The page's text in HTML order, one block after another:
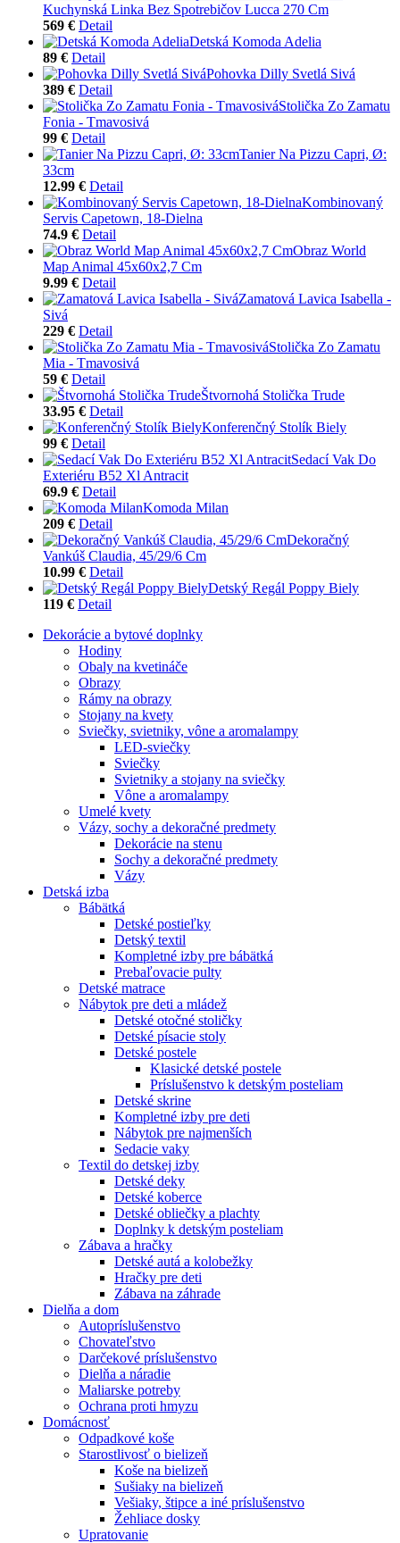
Kuchynská Linka Bez Spotrebičov Lucca 270 Cm
569 € Detail
Detská Komoda Adelia
89 € Detail
Pohovka Dilly Svetlá Sivá
389 € Detail
Stolička Zo Zamatu
Fonia - Tmavosivá
99 € Detail
Tanier Na Pizzu Capri, Ø:
33cm
12.99 € Detail
Kombinovaný
Servis Capetown, 18-Dielna
74.9 € Detail
Obraz World
Map Animal 45x60x2,7 Cm
9.99 € Detail
Zamatová Lavica Isabella -
Sivá
229 € Detail
Stolička Zo Zamatu
Mia - Tmavosivá
59 € Detail
Štvornohá Stolička Trude
33.95 € Detail
Konferenčný Stolík Biely
99 € Detail
Sedací Vak Do
Exteriéru B52 Xl Antracit
69.9 € Detail
Komoda Milan
209 € Detail
Dekoračný
Vankúš Claudia, 45/29/6 Cm
10.99 € Detail
Detský Regál Poppy Biely
119 € Detail
Dekorácie a bytové doplnky
Hodiny
Obaly na kvetináče
Obrazy
Rámy na obrazy
Stojany na kvety
Sviečky, svietniky, vône a aromalampy
LED-sviečky
Sviečky
Svietniky a stojany na sviečky
Vône a aromalampy
Umelé kvety
Vázy, sochy a dekoračné predmety
Dekorácie na stenu
Sochy a dekoračné predmety
Vázy
Detská izba
Bábätká
Detské postieľky
Detský textil
Kompletné izby pre bábätká
Prebaľovacie pulty
Detské matrace
Nábytok pre deti a mládež
Detské otočné stoličky
Detské písacie stoly
Detské postele
Klasické detské postele
Príslušenstvo k detským posteliam
Detské skrine
Kompletné izby pre deti
Nábytok pre najmenších
Sedacie vaky
Textil do detskej izby
Detské deky
Detské koberce
Detské obliečky a plachty
Doplnky k detským posteliam
Zábava a hračky
Detské autá a kolobežky
Hračky pre deti
Zábava na záhrade
Dielňa a dom
Autopríslušenstvo
Chovateľstvo
Darčekové príslušenstvo
Dielňa a náradie
Maliarske potreby
Ochrana proti hmyzu
Domácnosť
Odpadkové koše
Starostlivosť o bielizeň
Koše na bielizeň
Sušiaky na bielizeň
Vešiaky, štipce a iné príslušenstvo
Žehliace dosky
Upratovanie